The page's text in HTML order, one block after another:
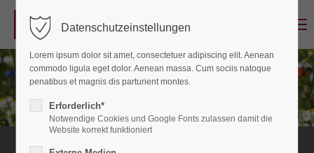
Login
Benutzername
Passwort
Datenschutzeinstellungen
Lorem ipsum dolor sit amet, consectetuer adipiscing elit. Aenean
commodo ligula eget dolor. Aenean massa. Cum sociis natoque
penatibus et magnis dis parturient montes.
Erforderlich*
Notwendige Cookies und Google Fonts zulassen damit die
Website korrekt funktioniert